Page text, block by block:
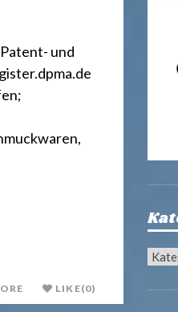
und
LIKE(0)